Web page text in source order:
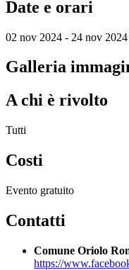
Date e orari
02 nov 2024 - 24 nov 2024
Galleria
A chi è rivolto
Tutti
Costi
Evento gratuito
Contatti
Comune Oriolo
https://